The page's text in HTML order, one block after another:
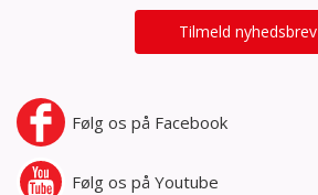
Tilmeld nyhedsbrev
Følg os på Facebook
Følg os på Youtube